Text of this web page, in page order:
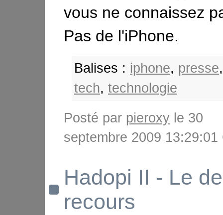
vous ne connaissez
Pas de l'iPhone.
Balises : iphone, presse
tech, technologie
Posté par pieroxy le 30
septembre 2009
Hadopi II - Le
recours